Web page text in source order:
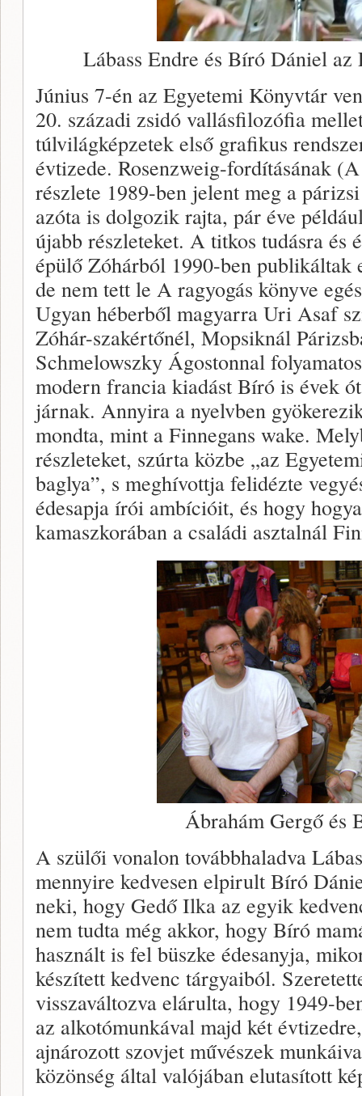
Lábass Endre és Bíró Dániel
Június 7-én az Egyetemi Könyvtár
20. századi zsidó vallásfilozófia
túlvilágképzetek első grafikus
évtizede. Rosenzweig-fordításának
részlete 1989-ben jelent meg a
azóta is dolgozik rajta, pár éve
újabb részleteket. A titkos tudásra és
épülő Zóhárból 1990-ben publikáltak
de nem tett le A ragyogás könyve
Ugyan héberből magyarra Uri Asaf
Zóhár-szakértőnél, Mopsiknál
Schmelowszky Ágostonnal
modern francia kiadást Bíró is évek
járnak. Annyira a nyelvben
mondta, mint a Finnegans wake.
részleteket, szúrta közbe „az
baglya”, s meghívottja felidézte
édesapja írói ambícióit, és hogy
kamaszkorában a családi asztalnál
Ábrahám Gergő és
A szülői vonalon továbbhaladva
mennyire kedvesen elpirult Bíró
neki, hogy Gedő Ilka az egyik
nem tudta még akkor, hogy Bíró
használt is fel büszke édesanyja,
készített kedvenc tárgyaiból.
visszaváltozva elárulta, hogy 1949-
az alkotómunkával majd két
ajnározott szovjet művészek
közönség által valójában elutasított